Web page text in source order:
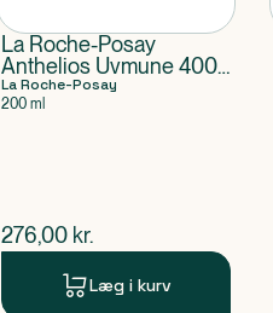
La Roche-Posay
Anthelios Uvmune 400
Kids Invisible Spray
SPF50+
La Roche-Posay
200 ml
$nuværende pris
276,00 kr.
Læg i kurv